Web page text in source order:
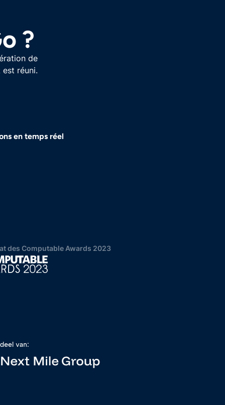
?
de
est réuni.
en temps réel
des Computable Awards 2023